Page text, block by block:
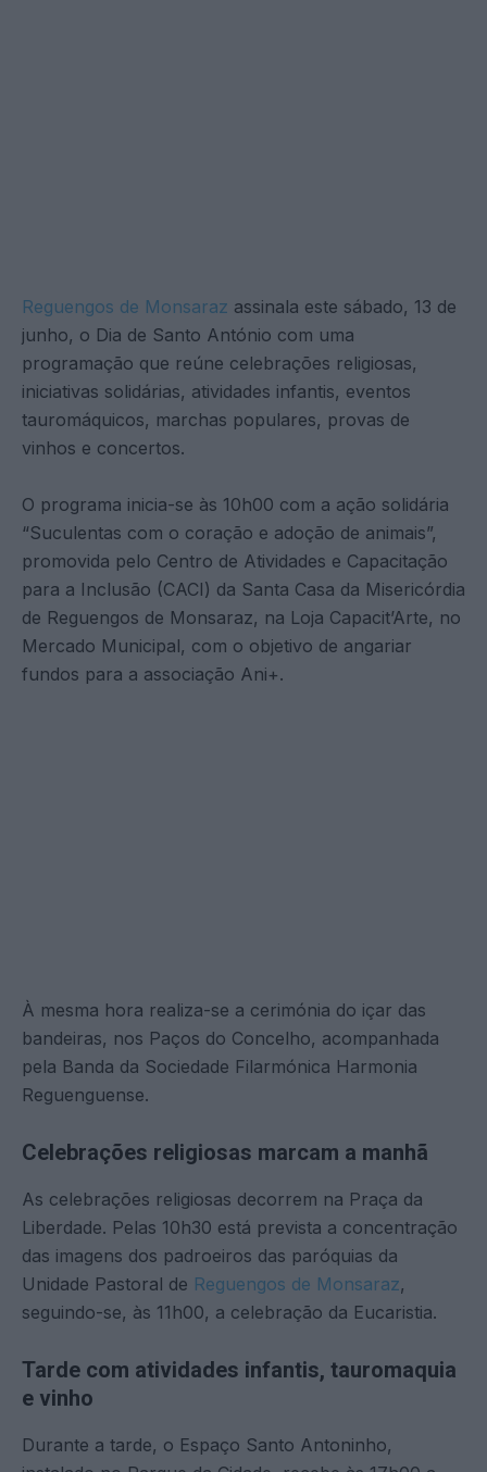
Reguengos de Monsaraz assinala este sábado, 13 de
junho, o Dia de Santo António com uma
programação que reúne celebrações religiosas,
iniciativas solidárias, atividades infantis, eventos
tauromáquicos, marchas populares, provas de
vinhos e concertos.
O programa inicia-se às 10h00 com a ação solidária
“Suculentas com o coração e adoção de animais”,
promovida pelo Centro de Atividades e Capacitação
para a Inclusão (CACI) da Santa Casa da Misericórdia
de Reguengos de Monsaraz, na Loja Capacit’Arte, no
Mercado Municipal, com o objetivo de angariar
fundos para a associação Ani+.
À mesma hora realiza-se a cerimónia do içar das
bandeiras, nos Paços do Concelho, acompanhada
pela Banda da Sociedade Filarmónica Harmonia
Reguenguense.
Celebrações religiosas marcam a manhã
As celebrações religiosas decorrem na Praça da
Liberdade. Pelas 10h30 está prevista a concentração
das imagens dos padroeiros das paróquias da
Unidade Pastoral de Reguengos de Monsaraz,
seguindo-se, às 11h00, a celebração da Eucaristia.
Tarde com atividades infantis, tauromaquia
e vinho
Durante a tarde, o Espaço Santo Antoninho,